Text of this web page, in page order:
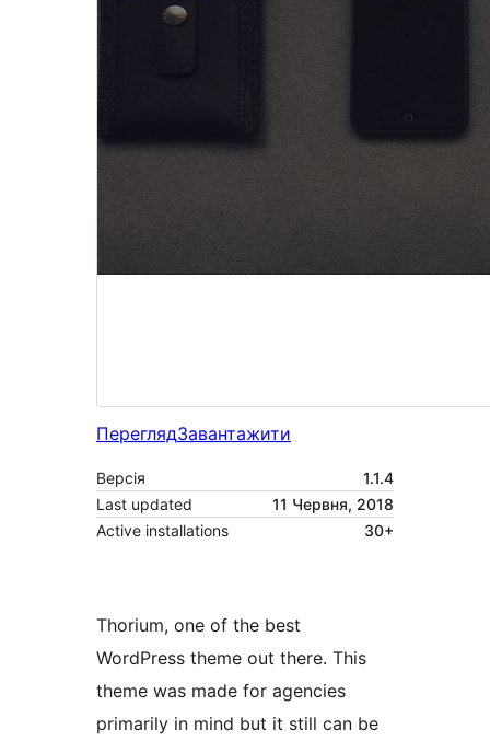
ПереглядЗавантажити
Версія
1.1.4
Last updated
11 Червня, 2018
Active installations
30+
Thorium, one of the best
WordPress theme out there. This
theme was made for agencies
primarily in mind but it still can be